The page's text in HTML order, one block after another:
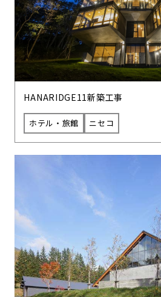
HANARIDGE11新築工事
ホテル・旅館 ニセコ